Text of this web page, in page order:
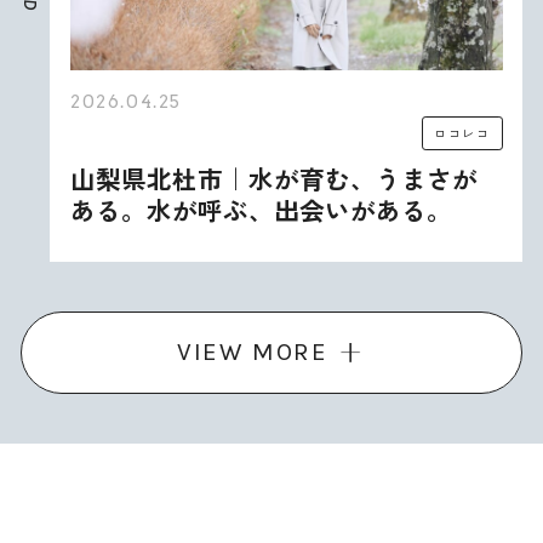
D
2026.04.25
ロコレコ
山梨県北杜市｜水が育む、うまさが
ある。水が呼ぶ、出会いがある。
VIEW MORE